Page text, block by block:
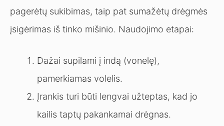
pagerėtų sukibimas, taip pat sumažėtų drėgmės
įsigėrimas iš tinko mišinio. Naudojimo etapai:
Dažai supilami į indą (vonelę),
pamerkiamas volelis.
Įrankis turi būti lengvai užteptas, kad jo
kailis taptų pakankamai drėgnas.